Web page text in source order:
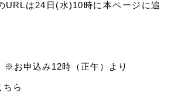
URLは24日(水)10時に本ページに追
申込み12時（正午）より
ちら